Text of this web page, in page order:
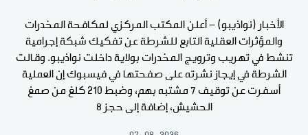
الأخبار (نواذيبو) - أعلن المكتب المركزي لمكافحة المخدرات
والمؤثرات العقلية التابع للشرطة عن تفكيك شبكة إجرامية
تنشط في تهريب وترويج المخدرات بولاية داخلت نواذيبو. وقالت
الشرطة في إيجاز نشرته على صفحتها في فيسبوك إن العملية
أسفرت عن توقيف 7 مشتبه بهم، وضبط 210 كلغ من صمغ
الحشيش، إضافة إلى حجز 8